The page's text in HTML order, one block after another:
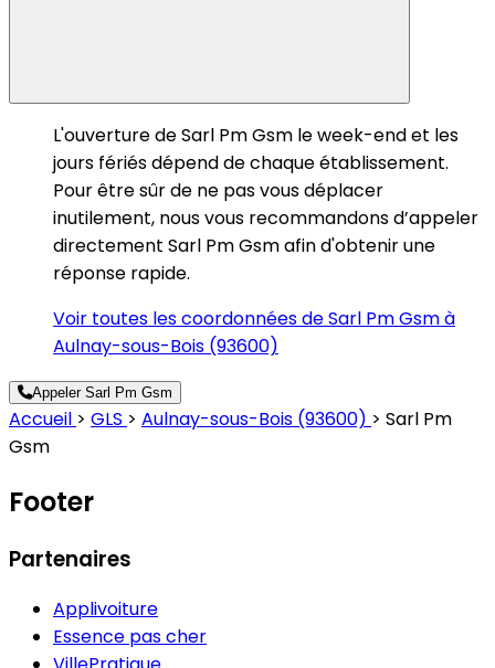
L'ouverture de Sarl Pm Gsm le week-end et les
jours fériés dépend de chaque établissement.
Pour être sûr de ne pas vous déplacer
inutilement, nous vous recommandons d’appeler
directement Sarl Pm Gsm afin d'obtenir une
réponse rapide.
Voir toutes les coordonnées de Sarl Pm Gsm à
Aulnay-sous-Bois (93600)
Appeler Sarl Pm Gsm
Accueil > GLS > Aulnay-sous-Bois (93600) > Sarl Pm
Gsm
Footer
Partenaires
Applivoiture
Essence pas cher